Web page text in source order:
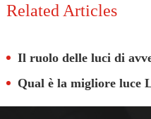
Related Articles
Il ruolo delle luci di
Qual è la migliore luce